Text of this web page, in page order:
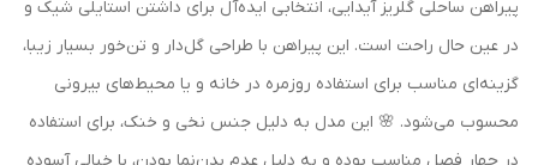
پیراهن ساحلی گلریز آیدایی، انتخابی ایده‌آل برای داشتن استایلی شیک و
در عین حال راحت است. این پیراهن با طراحی گل‌دار و تن‌خور بسیار زیبا،
گزینه‌ای مناسب برای استفاده روزمره در خانه و یا محیط‌های بیرونی
محسوب می‌شود. 🌸 این مدل به دلیل جنس نخی و خنک، برای استفاده